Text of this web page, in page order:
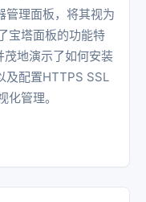
管理面板，将其视为
宝塔面板的功能特
地演示了如何安装
及配置HTTPS SSL
管理。